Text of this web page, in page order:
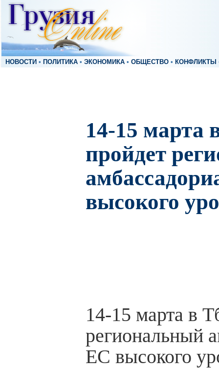
НОВОСТИ • ПОЛИТИКА • ЭКОНОМИКА • ОБЩЕСТВО • КОНФЛИКТЫ
14-15 марта
пройдет
высокого
14-15 марта в
региональный
ЕС высокого